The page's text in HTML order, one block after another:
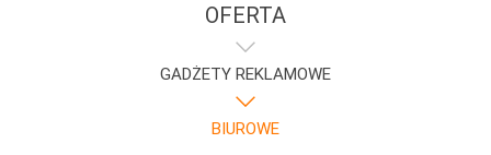
OFERTA
GADŻETY REKLAMOWE
BIUROWE